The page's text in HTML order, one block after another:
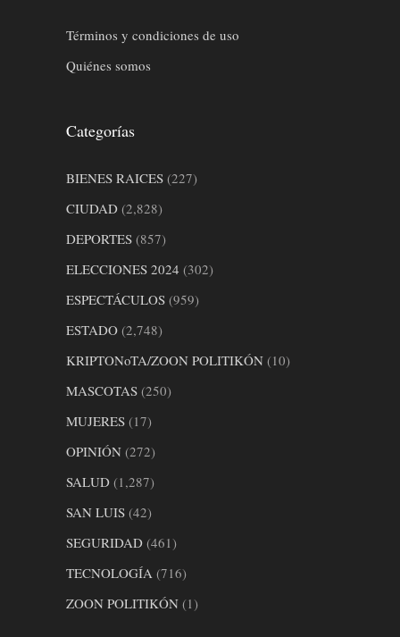
Términos y condiciones de uso
Quiénes somos
Categorías
BIENES RAICES (227)
CIUDAD (2,828)
DEPORTES (857)
ELECCIONES 2024 (302)
ESPECTÁCULOS (959)
ESTADO (2,748)
KRIPTONoTA/ZOON POLITIKÓN (10)
MASCOTAS (250)
MUJERES (17)
OPINIÓN (272)
SALUD (1,287)
SAN LUIS (42)
SEGURIDAD (461)
TECNOLOGÍA (716)
ZOON POLITIKÓN (1)